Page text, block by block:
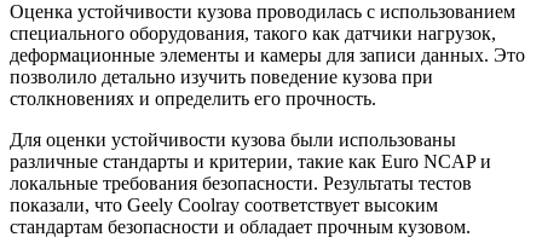
Оценка устойчивости кузова проводилась с использованием
специального оборудования, такого как датчики нагрузок,
деформационные элементы и камеры для записи данных. Это
позволило детально изучить поведение кузова при
столкновениях и определить его прочность.
Для оценки устойчивости кузова были использованы
различные стандарты и критерии, такие как Euro NCAP и
локальные требования безопасности. Результаты тестов
показали, что Geely Coolray соответствует высоким
стандартам безопасности и обладает прочным кузовом.